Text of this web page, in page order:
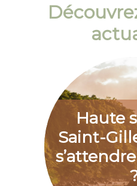
Haute
Saint-